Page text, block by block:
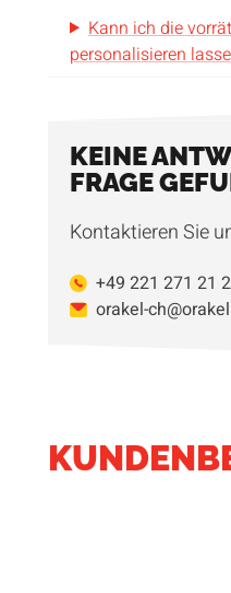
Kann ich die
personalisieren
KEINE
FRAGE
Kontaktieren Sie
+49 221 271 21
orakel-